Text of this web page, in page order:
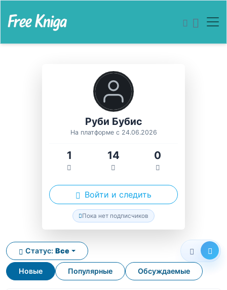
Руби Бубис
На платформе с 24.06.2026
1 14 0
Войти и следить
Пока нет подписчиков
Новые Популярные Обсуждаемые
Статус: Все